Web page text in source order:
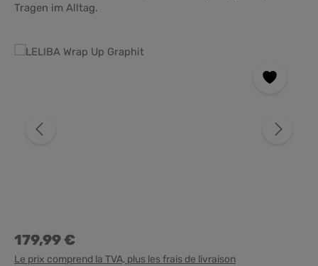
Tragen im Alltag.
Ignorer la galerie d'images
179,99 €
Le prix comprend la TVA, plus les frais de livraison